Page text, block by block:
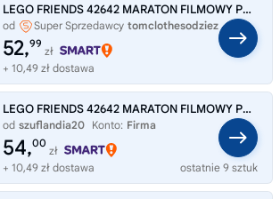
LEGO FRIENDS 42642 MARATON FILMOWY PRZYJACIÓŁEK 6+ 154 ELEMENTY PREZENT
od Super Sprzedawcy tomclothesodziez
52,99
zł
+ 10,49 zł dostawa
LEGO FRIENDS 42642 MARATON FILMOWY PRZYJACIÓŁEK
od szuflandia20 Konto: Firma
54,00
zł
+ 10,49 zł dostawa
ostatnie 9 sztuk